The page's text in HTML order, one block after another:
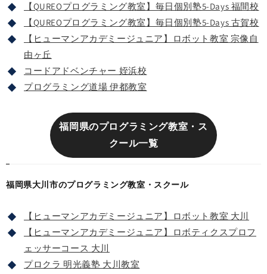
【QUREOプログラミング教室】毎日個別塾5-Days 福間校
【QUREOプログラミング教室】毎日個別塾5-Days 古賀校
【ヒューマンアカデミージュニア】ロボット教室 宗像自
由ヶ丘
コードアドベンチャー 姪浜校
プログラミング道場 伊都教室
福岡県のプログラミング教室・ス
クール一覧
福岡県大川市のプログラミング教室・スクール
【ヒューマンアカデミージュニア】ロボット教室 大川
【ヒューマンアカデミージュニア】ロボティクスプロフ
ェッサーコース 大川
プロクラ 明光義塾 大川教室